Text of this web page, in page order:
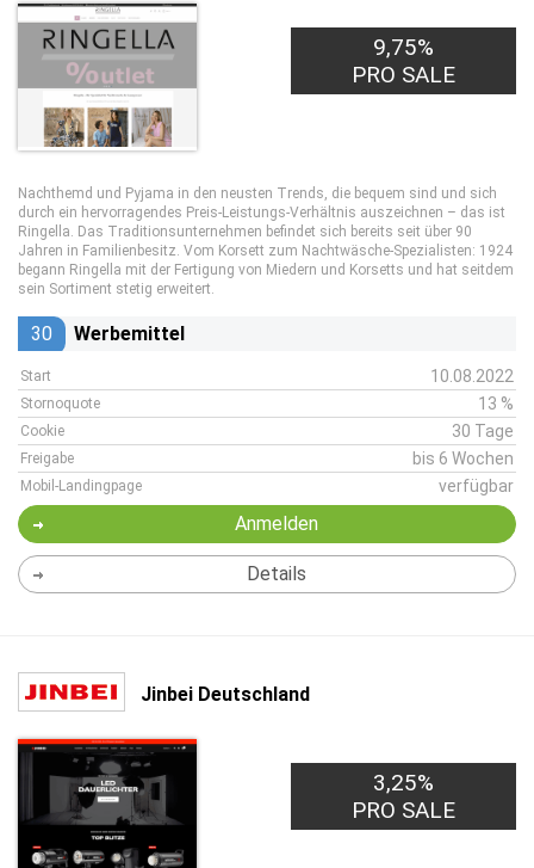
9,75%
PRO SALE
Nachthemd und Pyjama in den neusten Trends, die bequem sind und sich
durch ein hervorragendes Preis-Leistungs-Verhältnis auszeichnen – das ist
Ringella. Das Traditionsunternehmen befindet sich bereits seit über 90
Jahren in Familienbesitz. Vom Korsett zum Nachtwäsche-Spezialisten: 1924
begann Ringella mit der Fertigung von Miedern und Korsetts und hat seitdem
sein Sortiment stetig erweitert.
30 Werbemittel
Start 10.08.2022
Stornoquote 13 %
Cookie 30 Tage
Freigabe bis 6 Wochen
Mobil-Landingpage verfügbar
Anmelden
Details
Jinbei Deutschland
3,25%
PRO SALE